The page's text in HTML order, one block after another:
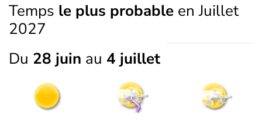
Temps le plus probable en Juillet
2027
Du 28 juin au 4 juillet